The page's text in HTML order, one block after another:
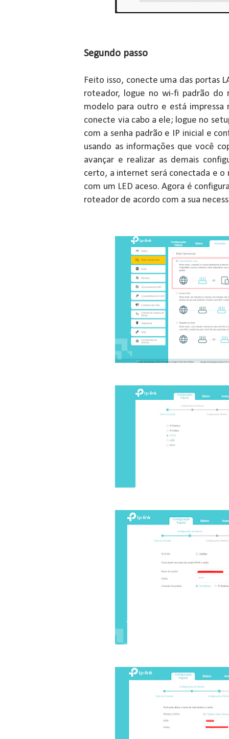
Segundo passo
Feito isso, conecte uma das portas
roteador, logue no wi-fi padrão do
modelo para outro e está
conecte via cabo a ele; logue no
com a senha padrão e IP inicial e
usando as informações que você
avançar e realizar as demais
certo, a internet será conectada e
com um LED aceso. Agora é
roteador de acordo com a sua